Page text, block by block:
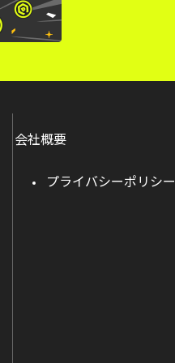
会社概要
プライバシーポリシー